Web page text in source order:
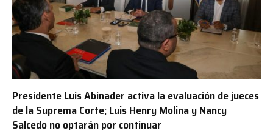
Presidente Luis Abinader activa la evaluación de jueces
de la Suprema Corte; Luis Henry Molina y Nancy
Salcedo no optarán por continuar